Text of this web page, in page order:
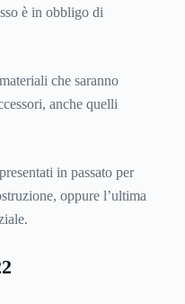
è in obbligo di
che saranno
anche quelli
in passato per
oppure l’ultima